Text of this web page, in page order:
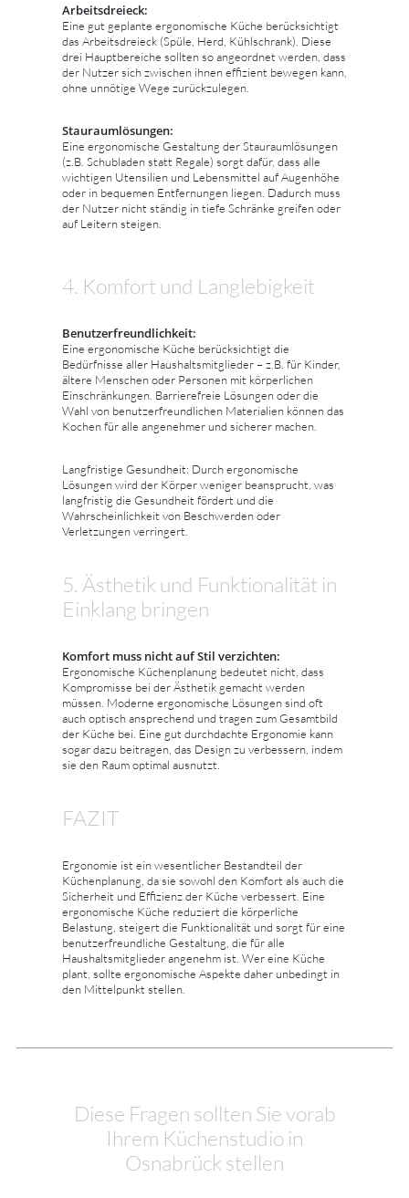
Arbeitsdreieck:
Eine gut geplante ergonomische Küche berücksichtigt
das Arbeitsdreieck (Spüle, Herd, Kühlschrank). Diese
drei Hauptbereiche sollten so angeordnet werden, dass
der Nutzer sich zwischen ihnen effizient bewegen kann,
ohne unnötige Wege zurückzulegen.
Stauraumlösungen:
Eine ergonomische Gestaltung der Stauraumlösungen
(z.B. Schubladen statt Regale) sorgt dafür, dass alle
wichtigen Utensilien und Lebensmittel auf Augenhöhe
oder in bequemen Entfernungen liegen. Dadurch muss
der Nutzer nicht ständig in tiefe Schränke greifen oder
auf Leitern steigen.
4. Komfort und Langlebigkeit
Benutzerfreundlichkeit:
Eine ergonomische Küche berücksichtigt die
Bedürfnisse aller Haushaltsmitglieder – z.B. für Kinder,
ältere Menschen oder Personen mit körperlichen
Einschränkungen. Barrierefreie Lösungen oder die
Wahl von benutzerfreundlichen Materialien können das
Kochen für alle angenehmer und sicherer machen.
Langfristige Gesundheit: Durch ergonomische
Lösungen wird der Körper weniger beansprucht, was
langfristig die Gesundheit fördert und die
Wahrscheinlichkeit von Beschwerden oder
Verletzungen verringert.
5. Ästhetik und Funktionalität in
Einklang bringen
Komfort muss nicht auf Stil verzichten:
Ergonomische Küchenplanung bedeutet nicht, dass
Kompromisse bei der Ästhetik gemacht werden
müssen. Moderne ergonomische Lösungen sind oft
auch optisch ansprechend und tragen zum Gesamtbild
der Küche bei. Eine gut durchdachte Ergonomie kann
sogar dazu beitragen, das Design zu verbessern, indem
sie den Raum optimal ausnutzt.
FAZIT
Ergonomie ist ein wesentlicher Bestandteil der
Küchenplanung, da sie sowohl den Komfort als auch die
Sicherheit und Effizienz der Küche verbessert. Eine
ergonomische Küche reduziert die körperliche
Belastung, steigert die Funktionalität und sorgt für eine
benutzerfreundliche Gestaltung, die für alle
Haushaltsmitglieder angenehm ist. Wer eine Küche
plant, sollte ergonomische Aspekte daher unbedingt in
den Mittelpunkt stellen.
Diese Fragen sollten Sie vorab
Ihrem Küchenstudio in
Osnabrück stellen